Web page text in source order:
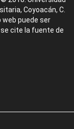
Coyoacán, C.
web puede ser
cite la fuente de